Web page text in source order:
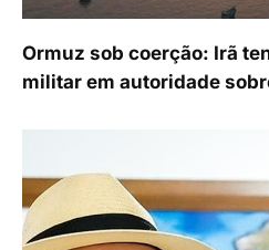
Ormuz sob coerção: Irã
militar em autoridade